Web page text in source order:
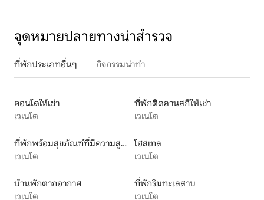
จุดหมายปลายทางน่าสำรวจ
ที่พักประเภทอื่นๆ กิจกรรมน่าทำ
คอนโดให้เช่า
เวเนโต
ที่พักติดลานสกีให้เช่า
เวเนโต
ที่พักพร้อมสุขภัณฑ์ที่มีความสูงเหมาะสำหรับผู้พิการ
เวเนโต
โฮสเทล
เวเนโต
บ้านพักตากอากาศ
เวเนโต
ที่พักริมทะเลสาบ
เวเนโต